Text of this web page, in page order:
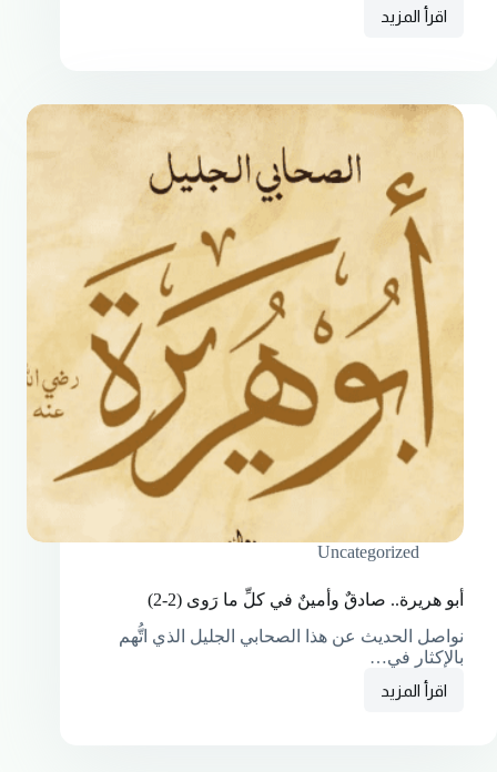
اقرأ المزيد
Uncategorized
أبو هريرة.. صادقٌ وأمينٌ في كلِّ ما رَوى (2-2)
نواصل الحديث عن هذا الصحابي الجليل الذي اتُّهم
بالإكثار في…
اقرأ المزيد